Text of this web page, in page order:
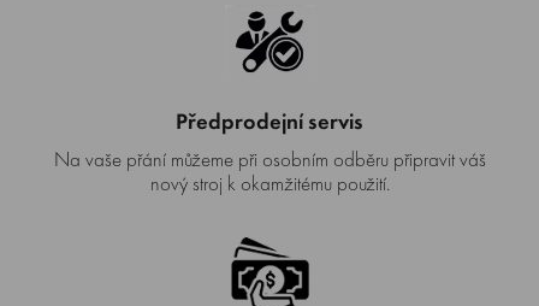
Předprodejní servis
Na vaše přání můžeme při osobním odběru připravit váš
nový stroj k okamžitému použití.